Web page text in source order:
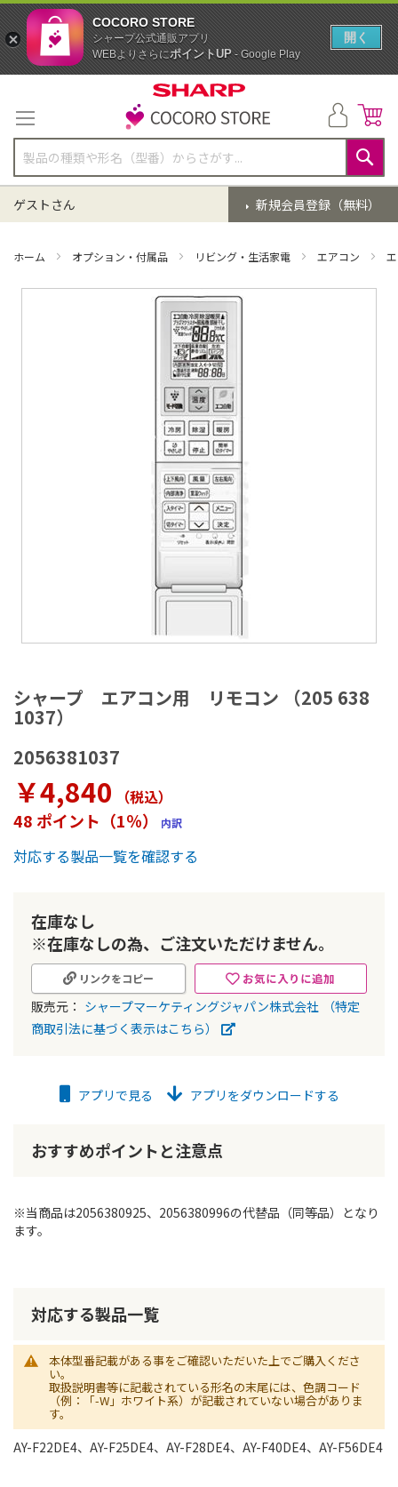
テ
ン
ツ
に
ス
キ
ッ
検
索
新規会員登録（無料）
ゲストさん
ホーム オプション・付属品 リビング・生活家電 エアコン
シャープ エアコン用 リモコン （205 638
1037）
2056381037
￥4,840 （税込）
48 ポイント（1％） 内訳
対応する製品一覧を確認する
在庫なし
※在庫なしの為、ご注文いただけません。
お気に入りに追加
リンクをコピー
販売元： シャープマーケティングジャパン株式会社
（特定
商取引法に基づく表示はこちら）
メ
ー
ジ
ャ
リ
ー
の
最
初
動
アプリで見る アプリをダウンロードする
おすすめポイントと注意点
※当商品は2056380925、2056380996の代替品（同等品）となり
ます。
対応する製品一覧
本体型番記載がある事をご確認いただいた上でご購入くださ
い。
取扱説明書等に記載されている形名の末尾には、色調コード
（例：「-W」ホワイト系）が記載されていない場合がありま
す。
AY-F22DE4、AY-F25DE4、AY-F28DE4、AY-F40DE4、AY-F56DE4
COCORO STORE
シャープ公式通販アプリ
WEBよりさらにポイントUP- Google Play
開く